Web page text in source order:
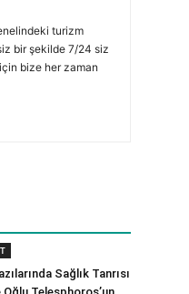
turizm
bir şekilde 7/24 siz
bize her zaman
Sağlık Tanrısı